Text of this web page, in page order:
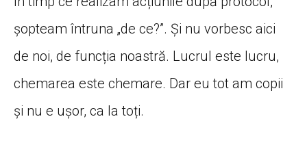
șopteam întruna „de ce?”. Și nu vorbesc aici
de noi, de funcția noastră. Lucrul este lucru,
chemarea este chemare. Dar eu tot am copii
și nu e ușor, ca la toți.